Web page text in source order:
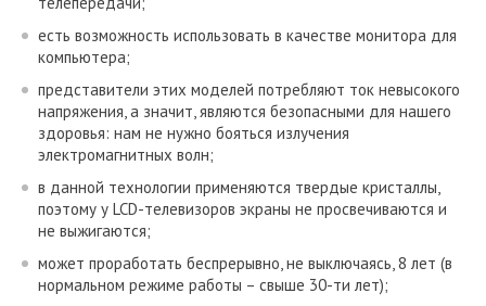
Проекционное оборудование
Проекционные телевизоры
Обзоры проекционных экранов
Обзоры Оборудования для видеоконференций
Спутниковое телевидение
Каталог спутникового оборудования
есть возможность использовать в качестве монитора для
компьютера;
представители этих моделей потребляют ток невысокого
напряжения, а значит, являются безопасными для нашего
здоровья: нам не нужно бояться излучения
электромагнитных волн;
в данной технологии применяются твердые кристаллы,
поэтому у LCD-телевизоров экраны не просвечиваются и
не выжигаются;
может проработать беспрерывно, не выключаясь, 8 лет (в
нормальном режиме работы – свыше 30-ти лет);